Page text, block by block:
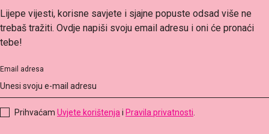
Lijepe vijesti, korisne savjete i sjajne popuste odsad više ne
trebaš tražiti. Ovdje napiši svoju email adresu i oni će pronaći
tebe!
Email adresa
Prihvaćam Uvjete korištenja i Pravila privatnosti